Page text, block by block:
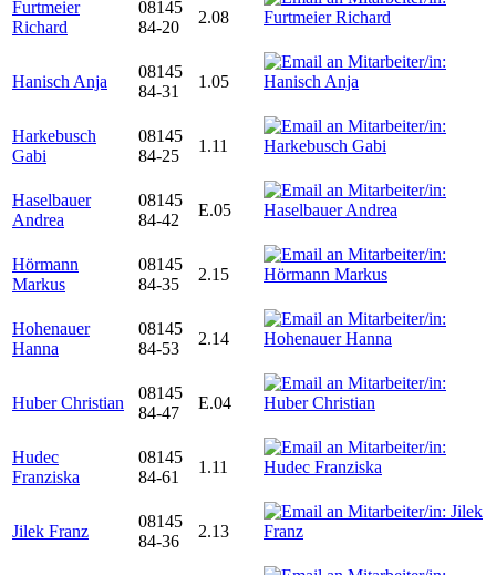
Furtmeier
Richard
08145
84-20
2.08
Hanisch Anja
08145
84-31
1.05
Harkebusch
Gabi
08145
84-25
1.11
Haselbauer
Andrea
08145
84-42
E.05
Hörmann
Markus
08145
84-35
2.15
Hohenauer
Hanna
08145
84-53
2.14
Huber Christian
08145
84-47
E.04
Hudec
Franziska
08145
84-61
1.11
Jilek Franz
08145
84-36
2.13